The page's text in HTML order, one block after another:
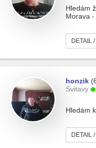
Hledám
Morava -
DETAIL
honzik
Svitavy
Hledám
DETAIL